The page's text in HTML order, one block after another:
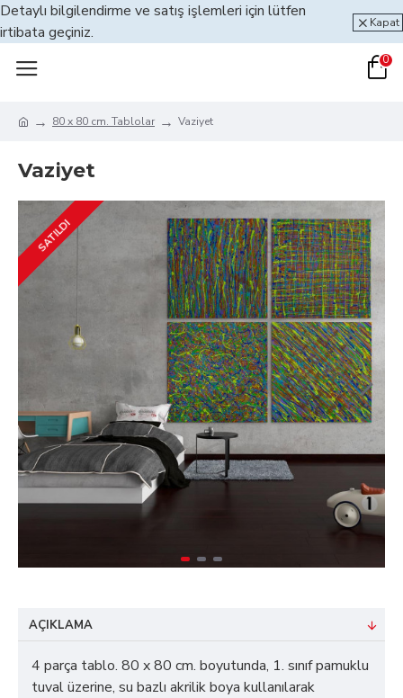
Detaylı bilgilendirme ve satış işlemleri için lütfen
irtibata geçiniz.
Kapat
0
80 x 80 cm. Tablolar Vaziyet
Vaziyet
SATILDI
AÇIKLAMA
4 parça tablo. 80 x 80 cm. boyutunda, 1. sınıf pamuklu
tuval üzerine, su bazlı akrilik boya kullanılarak